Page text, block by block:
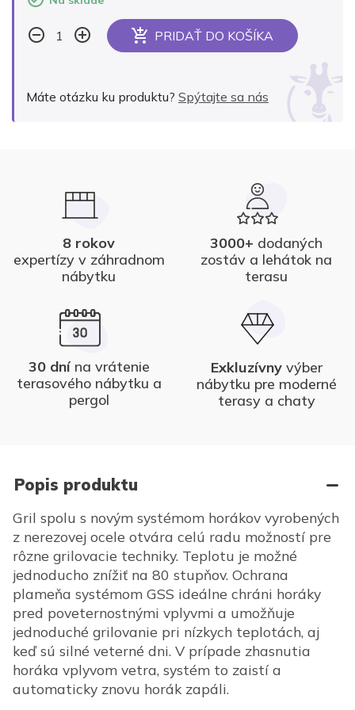
PRIDAŤ DO KOŠÍKA
Máte otázku ku produktu? Spýtajte sa nás
8 rokov
expertízy v záhradnom
nábytku
3000+ dodaných
zostáv a lehátok na
terasu
30 dnína vrátenie
terasového nábytku a
pergol
Exkluzívnyvýber
nábytku pre moderné
terasy a chaty
Popis produktu
Gril spolu s novým systémom horákov vyrobených
z nerezovej ocele otvára celú radu možností pre
rôzne grilovacie techniky. Teplotu je možné
jednoducho znížiť na 80 stupňov. Ochrana
plameňa systémom GSS ideálne chráni horáky
pred poveternostnými vplyvmi a umožňuje
jednoduché grilovanie pri nízkych teplotách, aj
keď sú silné veterné dni. V prípade zhasnutia
horáka vplyvom vetra, systém to zaistí a
automaticky znovu horák zapáli.